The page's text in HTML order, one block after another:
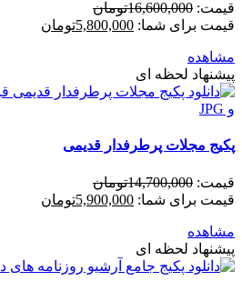
قیمت: 16,600,000تومان
قیمت برای شما: 5,800,000تومان
مشاهده
پیشنهاد لحظه ای
پکیج مجلات پرطرفدار قدیمی
قیمت: 14,700,000تومان
قیمت برای شما: 5,900,000تومان
مشاهده
پیشنهاد لحظه ای